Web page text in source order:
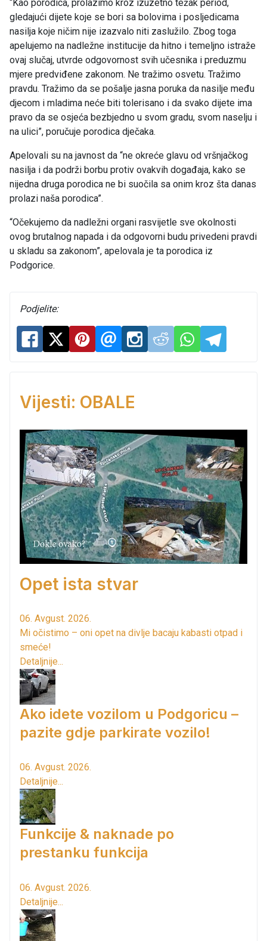
“Kao porodica, prolazimo kroz izuzetno težak period,
gledajući dijete koje se bori sa bolovima i posljedicama
nasilja koje ničim nije izazvalo niti zaslužilo. Zbog toga
apelujemo na nadležne institucije da hitno i temeljno istraže
ovaj slučaj, utvrde odgovornost svih učesnika i preduzmu
mjere predviđene zakonom. Ne tražimo osvetu. Tražimo
pravdu. Tražimo da se pošalje jasna poruka da nasilje među
djecom i mladima neće biti tolerisano i da svako dijete ima
pravo da se osjeća bezbjedno u svom gradu, svom naselju i
na ulici”, poručuje porodica dječaka.
Apelovali su na javnost da “ne okreće glavu od vršnjačkog
nasilja i da podrži borbu protiv ovakvih događaja, kako se
nijedna druga porodica ne bi suočila sa onim kroz šta danas
prolazi naša porodica”.
“Očekujemo da nadležni organi rasvijetle sve okolnosti
ovog brutalnog napada i da odgovorni budu privedeni pravdi
u skladu sa zakonom”, apelovala je ta porodica iz
Podgorice.
Podjelite:
Vijesti: OBALE
Opet ista stvar
06. Avgust. 2026.
Mi očistimo – oni opet na divlje bacaju kabasti otpad i
smeće!
Detaljnije...
Ako idete vozilom u Podgoricu –
pazite gdje parkirate vozilo!
06. Avgust. 2026.
Detaljnije...
Funkcije & naknade po
prestanku funkcija
06. Avgust. 2026.
Detaljnije...